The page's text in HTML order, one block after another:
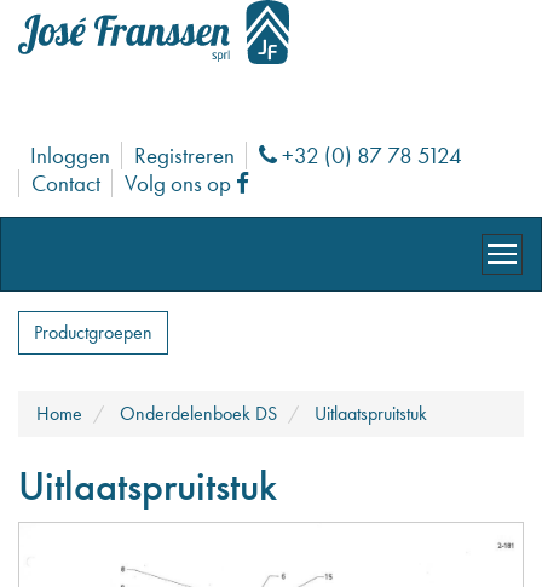
Inloggen Registreren Phone
+32 (0) 87 78 5124
Contact
Volg ons op Facebook
Productgroepen
Home Onderdelenboek DS Uitlaatspruitstuk
Uitlaatspruitstuk